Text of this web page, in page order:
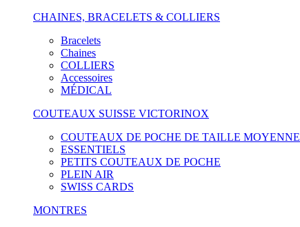
CHAINES, BRACELETS & COLLIERS
Bracelets
Chaines
COLLIERS
Accessoires
MÉDICAL
COUTEAUX SUISSE VICTORINOX
COUTEAUX DE POCHE DE TAILLE MOYENNE
ESSENTIELS
PETITS COUTEAUX DE POCHE
PLEIN AIR
SWISS CARDS
MONTRES